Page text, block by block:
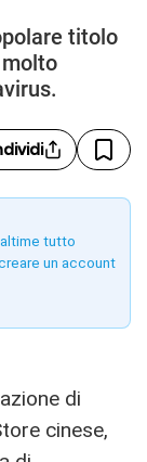
titolo
tutto
un account
di
cinese,